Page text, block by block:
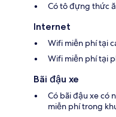
Có tô đựng thức
Internet
Wifi miễn phí tại
Wifi miễn phí tại
Bãi đậu xe
Có bãi đậu xe có
miễn phí trong